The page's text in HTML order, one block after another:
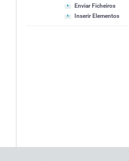
Enviar Ficheiros
Inserir Elementos